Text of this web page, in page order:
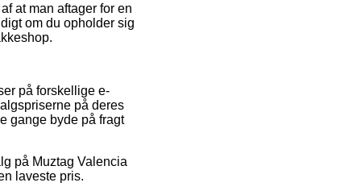
at man aftager for en
om du opholder sig
på forskellige e-
på deres
gange byde på fragt
på Muztag Valencia
laveste pris.